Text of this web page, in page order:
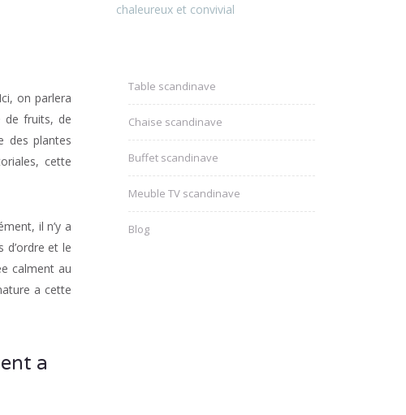
on parlera
de fruits, de
des plantes
cette
il n’y a
et le
calment au
a cette
a
chaleureux et convivial
Table scandinave
Chaise scandinave
Buffet scandinave
Meuble TV scandinave
Blog